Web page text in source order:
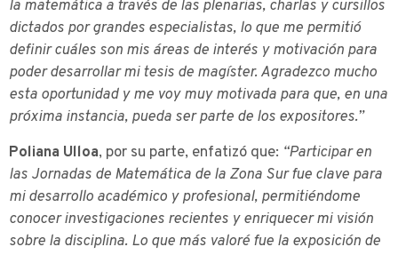
la matemática a través de las plenarias, charlas y cursillos
dictados por grandes especialistas, lo que me permitió
definir cuáles son mis áreas de interés y motivación para
poder desarrollar mi tesis de magíster. Agradezco mucho
esta oportunidad y me voy muy motivada para que, en una
próxima instancia, pueda ser parte de los expositores.”
Poliana Ulloa, por su parte, enfatizó que: “Participar en
las Jornadas de Matemática de la Zona Sur fue clave para
mi desarrollo académico y profesional, permitiéndome
conocer investigaciones recientes y enriquecer mi visión
sobre la disciplina. Lo que más valoré fue la exposición de